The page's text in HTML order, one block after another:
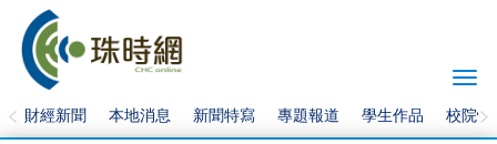
財經新聞 本地消息 新聞特寫 專題報道 學生作品 校院快